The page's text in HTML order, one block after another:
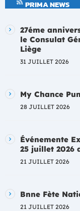
PRIMA NEWS
27éme
le Consulat
Liège
31 JUILLET 2026
My Chance
28 JUILLET 2026
Événemente
25 juillet 2026
21 JUILLET 2026
Bnne Fète
21 JUILLET 2026